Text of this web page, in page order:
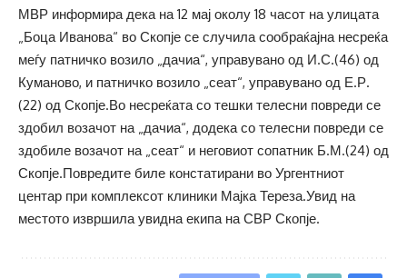
МВР информира дека на 12 мај околу 18 часот на улицата
„Боца Иванова“ во Скопје се случила сообраќајна несреќа
меѓу патничко возило „дачиа“, управувано од И.С.(46) од
Куманово, и патничко возило „сеат“, управувано од Е.Р.
(22) од Скопје.Во несреќата со тешки телесни повреди се
здобил возачот на „дачиа“, додека со телесни повреди се
здобиле возачот на „сеат“ и неговиот сопатник Б.М.(24) од
Скопје.Повредите биле констатирани во Ургентниот
центар при комплексот клиники Мајка Тереза.Увид на
местото извршила увидна екипа на СВР Скопје.